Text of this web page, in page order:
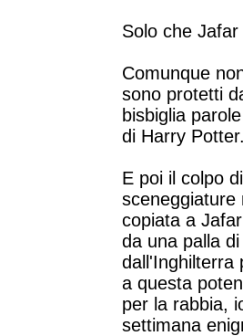
Solo che
Comunque
sono protetti
bisbiglia
di Harry
E poi il colpo
sceneggiature
copiata a
da una palla
dall'Inghilterra
a questa
per la rabbia,
settimana